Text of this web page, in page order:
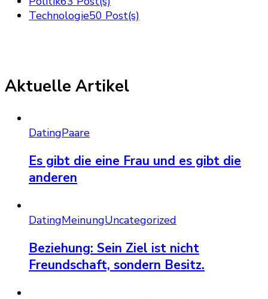
Technologie50 Post(s)
Aktuelle Artikel
DatingPaare
Es gibt die eine Frau und es gibt die
anderen
DatingMeinungUncategorized
Beziehung: Sein Ziel ist nicht
Freundschaft, sondern Besitz.